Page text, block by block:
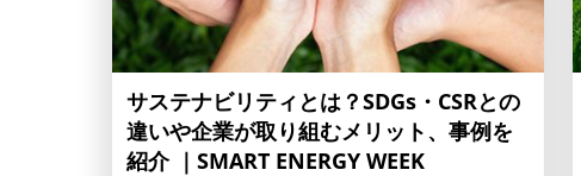
サステナビリティとは？SDGs・CSRとの
違いや企業が取り組むメリット、事例を
紹介 ｜SMART ENERGY WEEK